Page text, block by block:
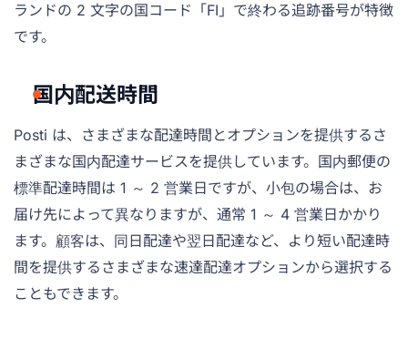
ランドの 2 文字の国コード「FI」で終わる追跡番号が特徴
です。
国内配送時間
Posti は、さまざまな配達時間とオプションを提供するさ
まざまな国内配達サービスを提供しています。国内郵便の
標準配達時間は 1 ～ 2 営業日ですが、小包の場合は、お
届け先によって異なりますが、通常 1 ～ 4 営業日かかり
ます。顧客は、同日配達や翌日配達など、より短い配達時
間を提供するさまざまな速達配達オプションから選択する
こともできます。